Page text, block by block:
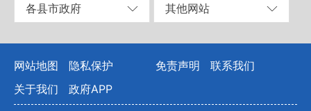
各县市政府 其他网站
网站地图 隐私保护 免责声明
联系我们
关于我们
政府APP